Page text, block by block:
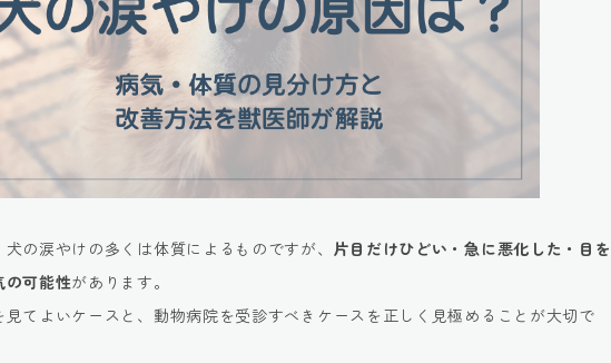
の涙やけの多くは体質によるものですが、 片目だけひどい・急に悪化した・目を
の可能性があります。
てよいケースと、動物病院を受診すべきケースを正しく見極めることが大切で